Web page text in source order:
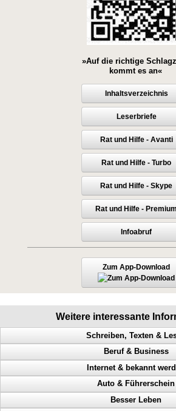
»Auf die richtige
kommt es an«
Inhaltsverzeichnis
Leserbriefe
Rat und Hilfe - Avanti
Rat und Hilfe - Turbo
Rat und Hilfe - Skype
Rat und Hilfe - Premium
Infoabruf
Zum App-Download
Weitere interessante
Schreiben, Texten &
Doppel Content, Spinning,
Heimverdienst, Heimarbeit, passives
Verleger werden, Stundenlohn, Verlag finden,
Werbeanregung, Mailing, teure Werbung,
Beruf & Business
Bekanntheitsgrad, Online PR,
Geld scheffeln, Geld verdienen von zuhause
Arbeitnehmer, Traumberuf, Unternehmer, 61
Internet & bekannt
Abmahnungen, Wettbewerbsverein,
Auto & Führerschein
Geschwindigkeitsübertretungen, Punkte,
Besser Leben